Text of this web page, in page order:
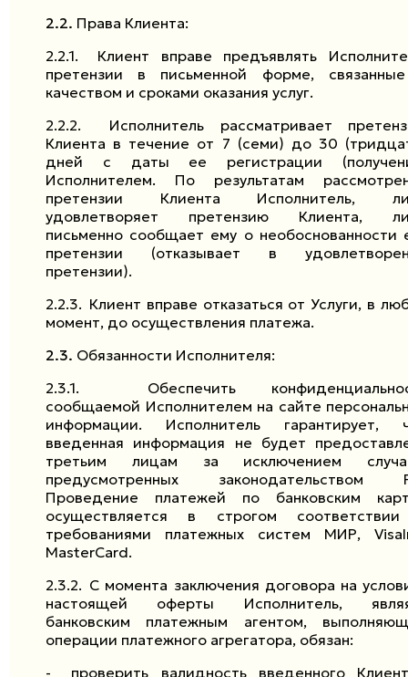
2.2. Права Клиента:
2.2.1.
Клиент вправе предъявлять
претензии в письменной форме,
качеством и сроками оказания услуг.
2.2.2.
Исполнитель рассматривает
Клиента в течение от 7 (семи) до 30
дней с даты ее регистрации
Исполнителем. По результатам
претензии Клиента Исполнитель,
удовлетворяет претензию Клиента,
письменно сообщает ему о необоснованности
претензии (отказывает в
претензии).
2.2.3. Клиент вправе отказаться от Услуги, в
момент, до осуществления платежа.
2.3. Обязанности Исполнителя:
2.3.1.
Обеспечить
сообщаемой Исполнителем на сайте
информации. Исполнитель гарантирует,
введенная информация не будет
третьим лицам за исключением
предусмотренных законодательством
Проведение платежей по банковским
осуществляется в строгом
требованиями платежных систем МИР,
MasterCard.
2.3.2. С момента заключения договора на
настоящей оферты Исполнитель,
банковским платежным агентом,
операции платежного агрегатора, обязан:
-
проверить валидность введенного